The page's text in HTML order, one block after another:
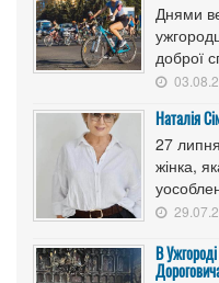
Днями
доброї
Наталія
27
жінка,
В